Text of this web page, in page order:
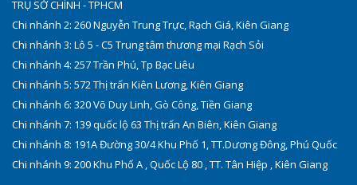
TRỤ SỞ CHÍNH - TPHCM
Chi nhánh 2: 260 Nguyễn Trung Trực, Rạch Giá, Kiên Giang
Chi nhánh 3: Lô 5 - C5 Trung tâm thương mại Rạch Sỏi
Chi nhánh 4: 257 Trần Phú, Tp Bạc Liêu
Chi nhánh 5: 572 Thị trấn Kiên Lương, Kiên Giang
Chi nhánh 6: 320 Võ Duy Linh, Gò Công, Tiền Giang
Chi nhánh 7: 139 quốc lộ 63 Thị trấn An Biên, Kiên Giang
Chi nhánh 8: 191A Đường 30/4 Khu Phố 1, TT.Dương Đông, Phú Quốc
Chi nhánh 9: 200 Khu Phố A , Quốc Lộ 80 , TT. Tân Hiệp , Kiên Giang